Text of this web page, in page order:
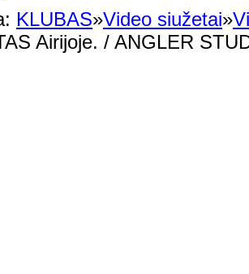
KLUBAS»Video siužetai»
Airijoje. / ANGLER